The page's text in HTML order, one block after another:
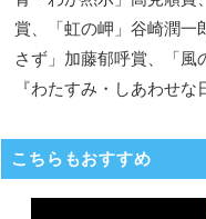
賞、「虹の岬」谷崎潤一
さず」加藤郁呼賞、「風
『わたすみ・しあわせな
こちらもおすすめ